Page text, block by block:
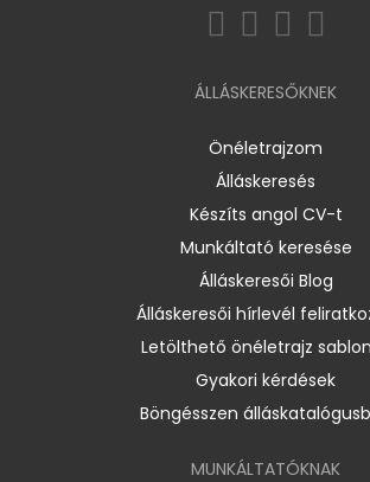
ÁLLÁSKERESŐKNEK
Önéletrajzom
Álláskeresés
Készíts angol CV-t
Munkáltató keresése
Álláskeresői Blog
Álláskeresői hírlevél
Letölthető önéletrajz
Gyakori kérdések
Böngésszen
MUNKÁLTATÓKNAK